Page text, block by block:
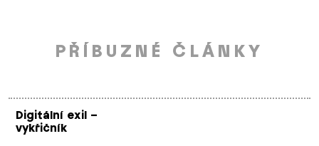
PŘÍBUZNÉ ČLÁNKY
Digitální exil –
vykřičník